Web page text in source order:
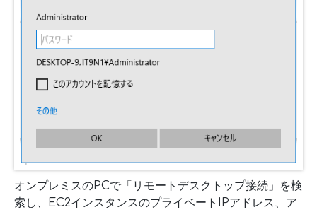
オンプレミスのPCで「リモートデスクトップ接続」を検
索し、EC2インスタンスのプライベートIPアドレス、ア